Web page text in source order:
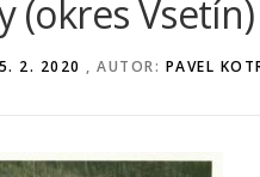
(okres Vsetín)
2. 2020 , AUTOR: PAVEL